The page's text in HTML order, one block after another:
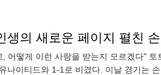
어떻게 이런 사랑을 받는지 모르겠다" 토
이티드와 1-1로 비겼다. 이날 경기는 손